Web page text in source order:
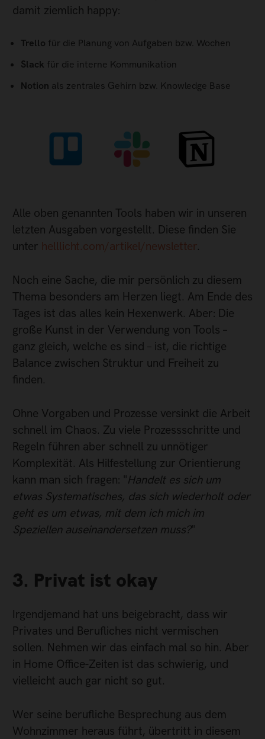
damit ziemlich happy:
Trello für die Planung von Aufgaben bzw. Wochen
Slack für die interne Kommunikation
Notion als zentrales Gehirn bzw. Knowledge Base
Alle oben genannten Tools haben wir in unseren
letzten Ausgaben vorgestellt. Diese finden Sie
unter helllicht.com/artikel/newsletter.
Noch eine Sache, die mir persönlich zu diesem
Thema besonders am Herzen liegt. Am Ende des
Tages ist das alles kein Hexenwerk. Aber: Die
große Kunst in der Verwendung von Tools –
ganz gleich, welche es sind – ist, die richtige
Balance zwischen Struktur und Freiheit zu
finden.
Ohne Vorgaben und Prozesse versinkt die Arbeit
schnell im Chaos. Zu viele Prozessschritte und
Regeln führen aber schnell zu unnötiger
Komplexität. Als Hilfestellung zur Orientierung
kann man sich fragen: "Handelt es sich um
etwas Systematisches, das sich wiederholt oder
geht es um etwas, mit dem ich mich im
Speziellen auseinandersetzen muss?"
3. Privat ist okay
Irgendjemand hat uns beigebracht, dass wir
Privates und Berufliches nicht vermischen
sollen. Nehmen wir das einfach mal so hin. Aber
in Home Office-Zeiten ist das schwierig, und
vielleicht auch gar nicht so gut.
Wer seine berufliche Besprechung aus dem
Wohnzimmer heraus führt, übertritt in diesem